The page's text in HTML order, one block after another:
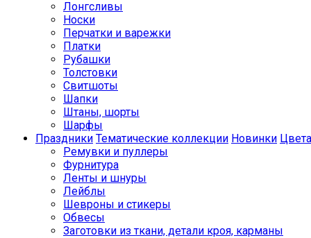
Лонгсливы
Носки
Перчатки и варежки
Платки
Рубашки
Толстовки
Свитшоты
Шапки
Штаны, шорты
Шарфы
Праздники Тематические коллекции Новинки Цвета
Ремувки и пуллеры
Фурнитура
Ленты и шнуры
Лейблы
Шевроны и стикеры
Обвесы
Заготовки из ткани, детали кроя, карманы